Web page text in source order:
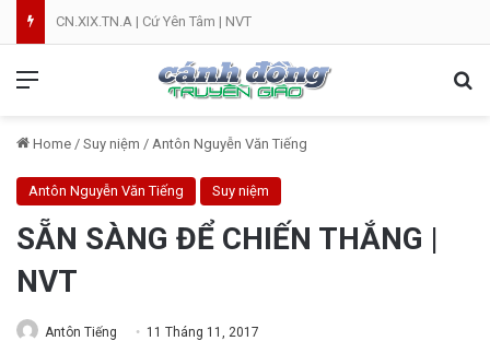
Home / Suy niệm / Antôn Nguyễn Văn Tiếng
Antôn Nguyễn Văn Tiếng Suy niệm
SẴN SÀNG ĐỂ CHIẾN THẮNG |
NVT
Antôn Tiếng 11 Tháng 11, 2017